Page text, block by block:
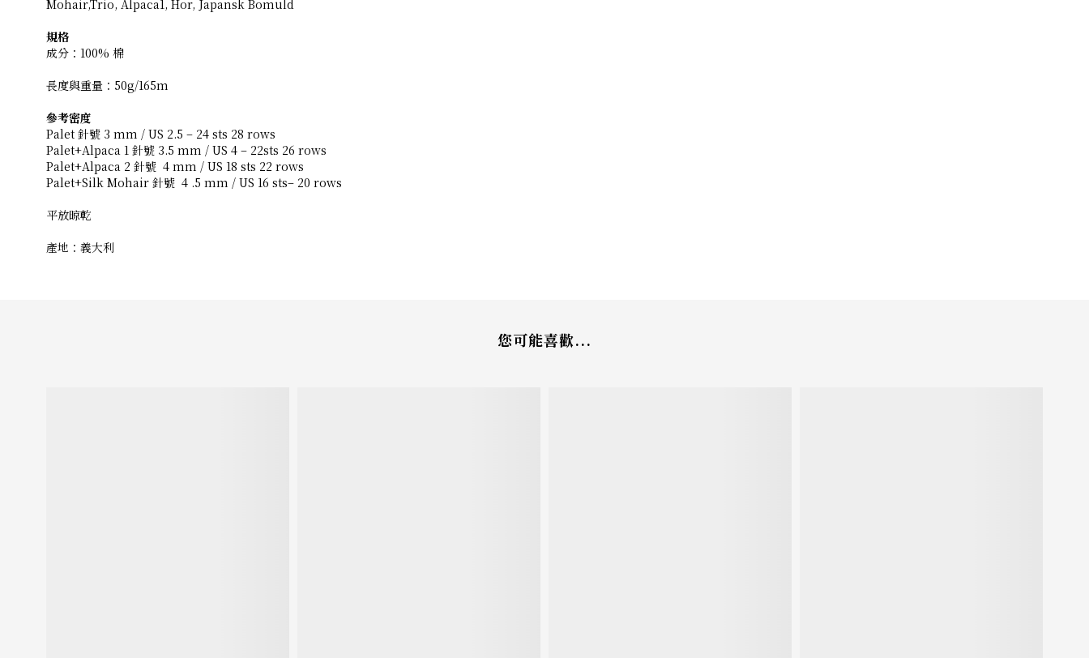
Mohair,Trio, Alpaca1, Hor, Japansk Bomuld
規格
成分：100% 棉
長度與重量：50g/165m
參考密度
Palet 針號 3 mm / US 2.5 – 24 sts 28 rows
Palet+Alpaca 1 針號 3.5 mm / US 4 – 22sts 26 rows
Palet+Alpaca 2 針號 4 mm / US 18 sts 22 rows
Palet+Silk Mohair 針號 4 .5 mm / US 16 sts– 20 rows
平放晾乾
產地：義大利
您可能喜歡...